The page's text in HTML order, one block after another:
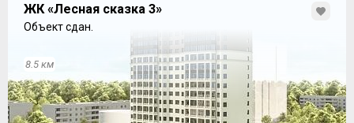
ЖК «Лесная сказка 3»
Объект сдан.
8.5 км